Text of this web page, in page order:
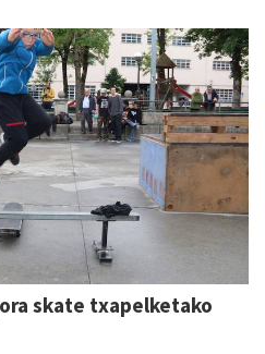
skate txapelketako